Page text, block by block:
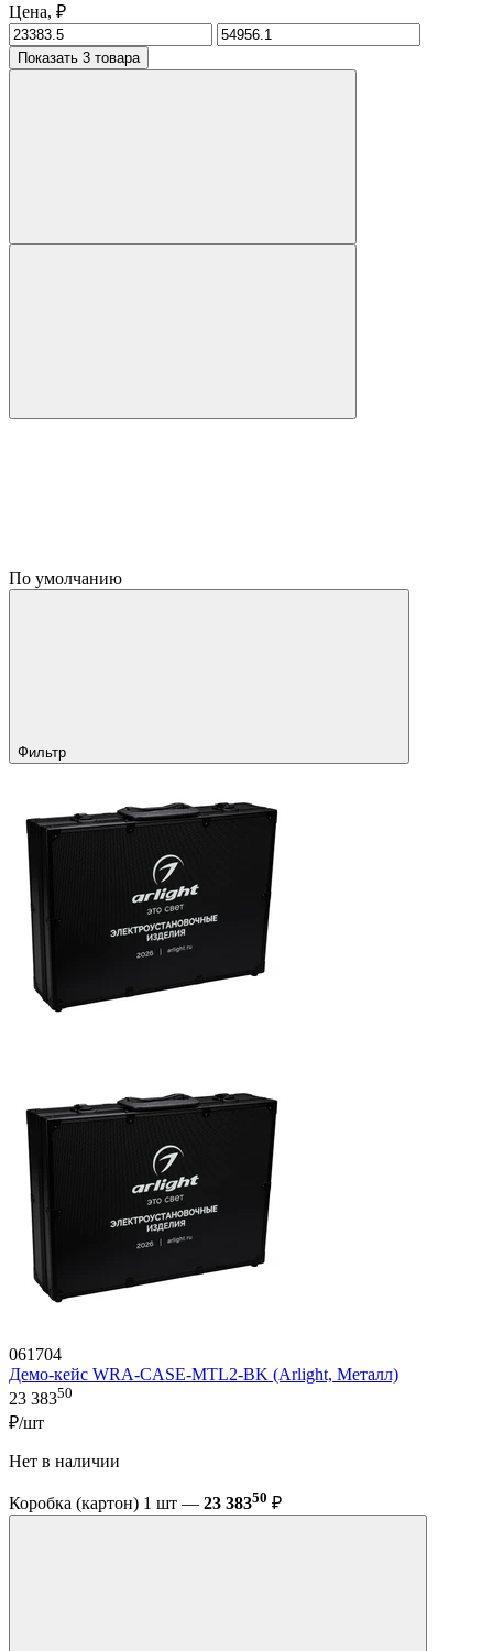
Цена, ₽
Показать 3 товара
По умолчанию
Фильтр
061704
Демо-кейс WRA-CASE-MTL2-BK (Arlight, Металл)
23 38350
₽/шт
Нет в наличии
Коробка (картон) 1 шт — 23 38350 ₽